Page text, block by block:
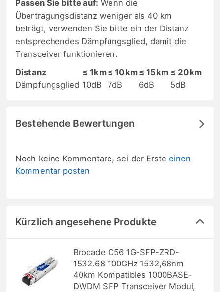
Passen Sie bitte auf: Wenn die
Übertragungsdistanz weniger als 40 km
beträgt, verwenden Sie bitte ein der Distanz
entsprechendes Dämpfungsglied, damit die
Transceiver funktionieren.
Distanz
≤ 1km≤ 10km ≤ 15km ≤ 20km
Dämpfungsglied 10dB 7dB 6dB 5dB
Bestehende Bewertungen
Noch keine Kommentare, sei der Ersteeinen
Kommentar posten
Kürzlich angesehene Produkte
Brocade C56 1G-SFP-ZRD-
1532.68 100GHz 1532,68nm
40km Kompatibles 1000BASE-
DWDM SFP Transceiver Modul,